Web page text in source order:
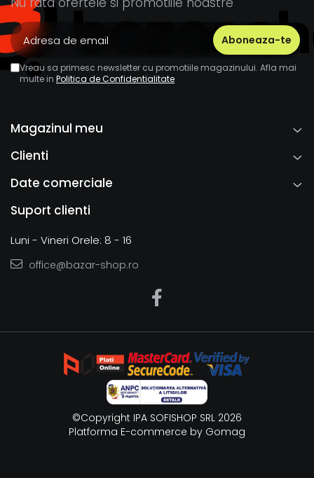
Vreau sa primesc newsletter cu promotiile magazinului. Afla mai
multe in Politica de Confidentialitate
Magazinul meu
Clienti
Date comerciale
Suport clienti
Luni - Vineri Orele: 8 - 16
office@bazar-shop.ro
©Copyright IPA SOFISHOP SRL 2026
Platforma E-commerce by Gomag